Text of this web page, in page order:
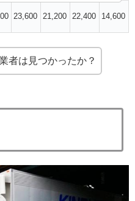
23,600 21,200 22,400 14,600
者は見つかったか？